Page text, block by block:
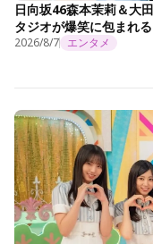
日向坂46森本茉莉＆大
タジオが爆笑に包まれ
2026/8/7 エンタメ